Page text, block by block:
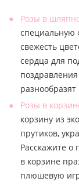
Розы в
специальную
свежесть
сердца для
Розы в
корзину из
прутиков,
Расскажите о
в корзине
плюшевую